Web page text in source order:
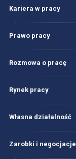
Kariera w pracy
Prawo pracy
Rozmowa o pracę
Rynek pracy
Własna działalność
Zarobki i negocjacje